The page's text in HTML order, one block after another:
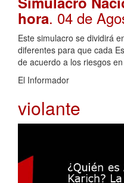
hora. 04 de
Este simulacro se dividirá
diferentes para que cada
de acuerdo a los riesgos
El Informador
violante